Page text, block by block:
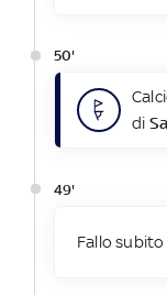
50'
di
49'
Fallo subito